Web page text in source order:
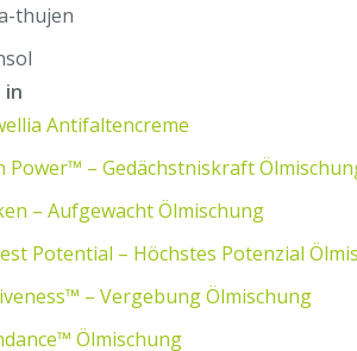
thujen
in
Antifaltencreme
Power™ – Gedächstniskraft
– Aufgewacht Ölmischung
Potential – Höchstes Potenzial
– Vergebung Ölmischung
Ölmischung